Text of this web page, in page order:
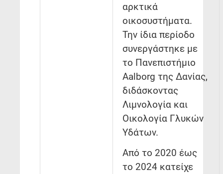
αρκτικά
οικοσυστήματα.
Την ίδια περίοδο
συνεργάστηκε με
το Πανεπιστήμιο
Aalborg της Δανίας,
διδάσκοντας
Λιμνολογία και
Οικολογία Γλυκών
Υδάτων.
Από το 2020 έως
το 2024 κατείχε